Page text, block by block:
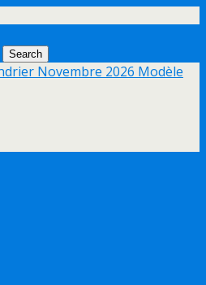
Novembre 2026 Modèle